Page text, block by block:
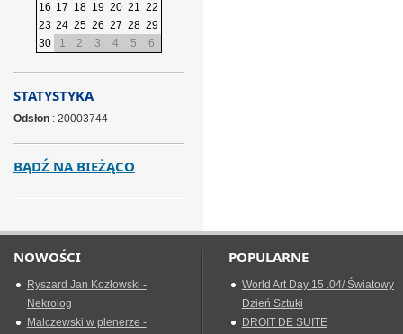
16 17 18 19 20 21 22
23 24 25 26 27 28 29
30
1 2 3 4 5 6
STATYSTYKA
Odsłon: 20003744
BĄDŹ NA BIEŻĄCO
NOWOŚCI
Ryszard Jan Kozłowski -
Nekrolog
Malczewski w plenerze -
POPULARNE
World Art Day 15 .04/ Światowy
Dzień Sztuki
DROIT DE SUITE